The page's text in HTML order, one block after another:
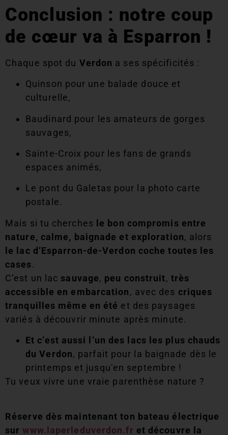
Conclusion : notre coup
de cœur va à Esparron !
Chaque spot du Verdon a ses spécificités :
Quinson pour une balade douce et
culturelle,
Baudinard pour les amateurs de gorges
sauvages,
Sainte-Croix pour les fans de grands
espaces animés,
Le pont du Galetas pour la photo carte
postale.
Mais si tu cherches le bon compromis entre
nature, calme, baignade et exploration, alors
le lac d’Esparron-de-Verdon coche toutes les
cases.
C’est un lac sauvage, peu construit, très
accessible en embarcation, avec des criques
tranquilles même en été et des paysages
variés à découvrir minute après minute.
Et c’est aussi l’un des lacs les plus chauds
du Verdon, parfait pour la baignade dès le
printemps et jusqu’en septembre !
Tu veux vivre une vraie parenthèse nature ?
Réserve dès maintenant ton bateau électrique
surwww.laperleduverdon.fr et découvre la